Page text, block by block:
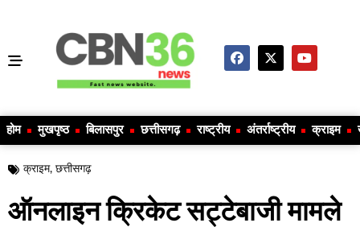
होम मुखपृष्ठ बिलासपुर छत्तीसगढ़ राष्ट्रीय अंतर्राष्ट्रीय क्राइम
क्राइम, छत्तीसगढ़
ऑनलाइन क्रिकेट सट्टेबाजी मामले